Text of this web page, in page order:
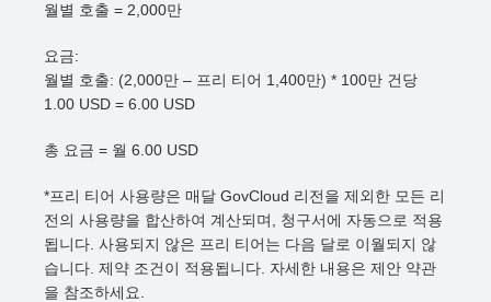
월별 호출 = 2,000만
요금:
월별 호출: (2,000만 – 프리 티어 1,400만) * 100만 건당
1.00 USD = 6.00 USD
총 요금 = 월 6.00 USD
*프리 티어 사용량은 매달 GovCloud 리전을 제외한 모든 리
전의 사용량을 합산하여 계산되며, 청구서에 자동으로 적용
됩니다. 사용되지 않은 프리 티어는 다음 달로 이월되지 않
습니다. 제약 조건이 적용됩니다. 자세한 내용은 제안 약관
을 참조하세요.